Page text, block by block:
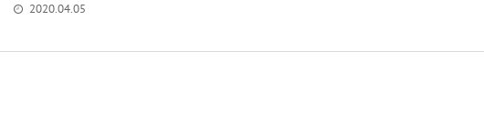
2020.04.05